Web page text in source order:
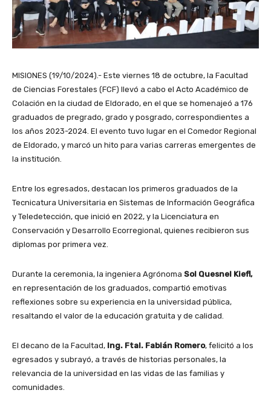
MISIONES (19/10/2024).- Este viernes 18 de octubre, la Facultad
de Ciencias Forestales (FCF) llevó a cabo el Acto Académico de
Colación en la ciudad de Eldorado, en el que se homenajeó a 176
graduados de pregrado, grado y posgrado, correspondientes a
los años 2023-2024. El evento tuvo lugar en el Comedor Regional
de Eldorado, y marcó un hito para varias carreras emergentes de
la institución.
Entre los egresados, destacan los primeros graduados de la
Tecnicatura Universitaria en Sistemas de Información Geográfica
y Teledetección, que inició en 2022, y la Licenciatura en
Conservación y Desarrollo Ecorregional, quienes recibieron sus
diplomas por primera vez.
Durante la ceremonia, la ingeniera Agrónoma Sol Quesnel Kiefl,
en representación de los graduados, compartió emotivas
reflexiones sobre su experiencia en la universidad pública,
resaltando el valor de la educación gratuita y de calidad.
El decano de la Facultad, Ing. Ftal. Fabián Romero, felicitó a los
egresados y subrayó, a través de historias personales, la
relevancia de la universidad en las vidas de las familias y
comunidades.